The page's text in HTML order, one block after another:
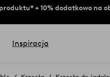
+ 10% dodatkowo na
Inspiracja